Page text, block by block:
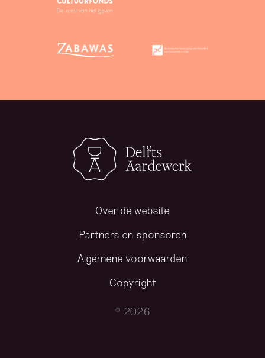
Over de website
Partners en sponsoren
Algemene voorwaarden
Copyright
© 2026